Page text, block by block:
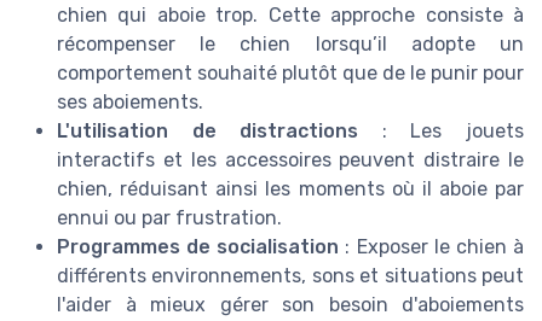
chien qui aboie trop. Cette approche consiste à
récompenser le chien lorsqu’il adopte un
comportement souhaité plutôt que de le punir pour
ses aboiements.
L'utilisation de distractions : Les jouets
interactifs et les accessoires peuvent distraire le
chien, réduisant ainsi les moments où il aboie par
ennui ou par frustration.
Programmes de socialisation : Exposer le chien à
différents environnements, sons et situations peut
l'aider à mieux gérer son besoin d'aboiements